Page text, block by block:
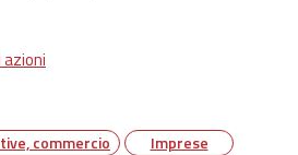
azioni
commercio Imprese